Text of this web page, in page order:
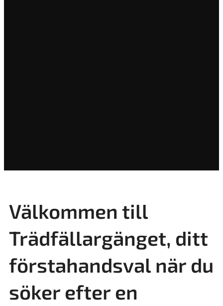
Välkommen till
Trädfällargänget, ditt
förstahandsval när du
söker efter en